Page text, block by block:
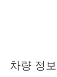
차량 정